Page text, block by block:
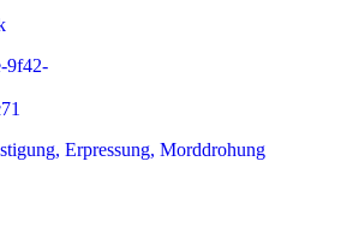
Erpressung, Morddrohung